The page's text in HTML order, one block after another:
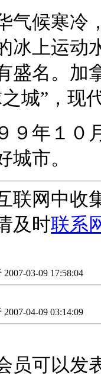
气候寒冷
冰上运动
盛名。加
城”，现
９年１０
城市。
联网中收
及时联系
03-09 17:58:04
04-09 03:14:09
员可以发